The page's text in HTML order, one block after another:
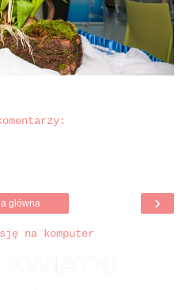
›
główna
na komputer